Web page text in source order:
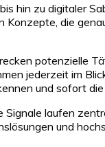
hin zu digitaler
die
potenzielle
jederzeit im
und sofort
laufen
und